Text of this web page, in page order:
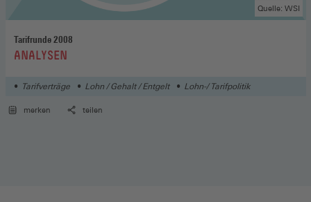
Tarifrunde 2008
:ANALYSEN
Quelle: WSI
Tarifverträge Lohn / Gehalt / Entgelt Lohn-/ Tarifpolitik
merken teilen